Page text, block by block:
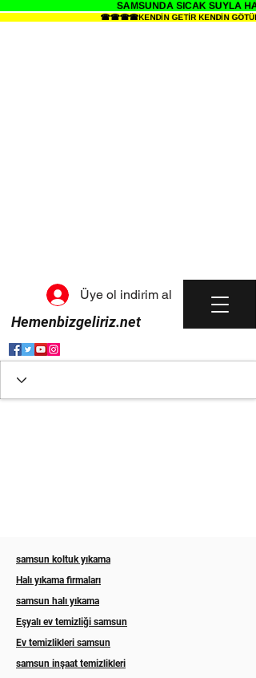
SAMSUNDA SICAK SUYLA
☎☎☎☎KENDİN GETİR KENDİN
Hemenbizgeliriz.net
Üye ol indirim al
samsun koltuk yıkama
Halı yıkama firmaları
samsun halı yıkama
Eşyalı ev temizliği samsun
Ev temizlikleri samsun
samsun inşaat temizlikleri